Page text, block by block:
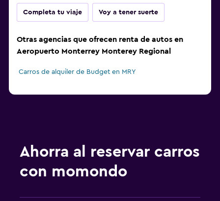
Completa tu viaje Voy a tener suerte
Otras agencias que ofrecen renta de autos en
Aeropuerto Monterrey Monterey Regional
Carros de alquiler de Budget en MRY
Ahorra al reservar carros
con momondo